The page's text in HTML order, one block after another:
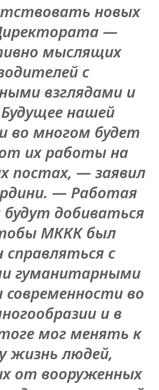
новых
—
мыслящих
с
взглядами и
нашей
во многом будет
их работы на
постах, — заявил
— Работая
добиваться
МККК был
справляться с
гуманитарными
во
и в
мог менять к
жизнь людей,
от вооруженных